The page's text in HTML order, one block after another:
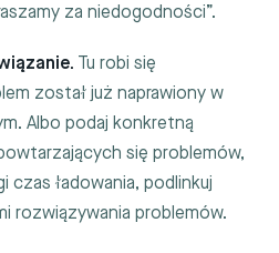
za niedogodności”.
Tu robi się
został już naprawiony w
Albo podaj konkretną
się problemów,
czas ładowania, podlinkuj
rozwiązywania problemów.